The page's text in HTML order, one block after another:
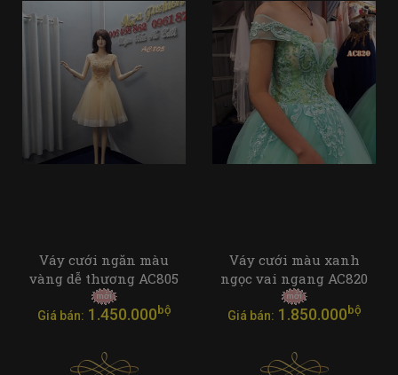
Váy cưới ngăn màu
vàng dễ thương AC805
Giá bán: 1.450.000bộ
Váy cưới màu xanh
ngọc vai ngang AC820
Giá bán: 1.850.000bộ